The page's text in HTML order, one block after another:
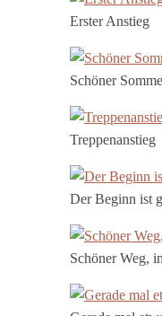
Erster Anstieg
Schöner
Treppenanstieg
Der Beginn ist
Schöner Weg,